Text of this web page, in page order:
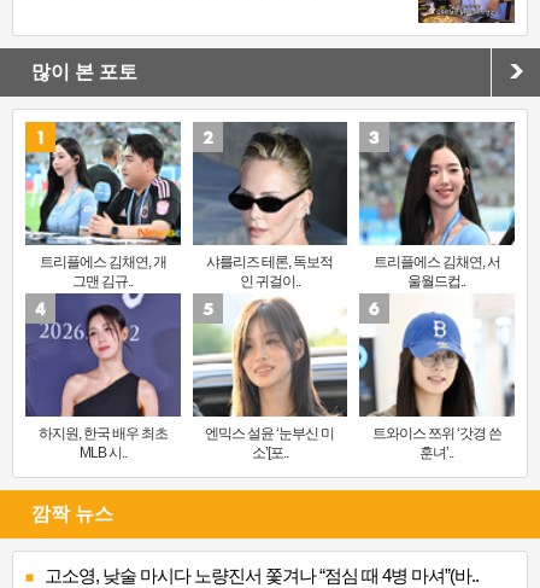
많이 본 포토
트리플에스 김채연, 개
그맨 김규..
샤를리즈 테론, 독보적
인 귀걸이..
트리플에스 김채연, 서
울월드컵..
하지원, 한국 배우 최초
MLB 시..
엔믹스 설윤 ‘눈부신 미
소’[포..
트와이스 쯔위 ‘갓경 쓴
훈녀’..
깜짝 뉴스
고소영, 낮술 마시다 노량진서 쫓겨나 “점심 때 4병 마셔”(바..